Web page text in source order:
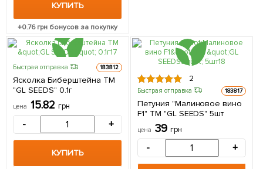
КУПИТЬ
+0.76грн бонусов за покупку
Быстрая отправка 183812
Ясколка Биберштейна ТМ
"GL SEEDS" 0.1г
цена 15.82 грн
- +
КУПИТЬ
2
Быстрая отправка 183817
Петуния "Малиновое вино
F1" ТМ "GL SEEDS" 5шт
цена 39 грн
- +